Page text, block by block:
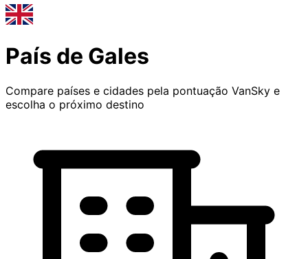
País de Gales
Compare países e cidades pela pontuação VanSky e
escolha o próximo destino